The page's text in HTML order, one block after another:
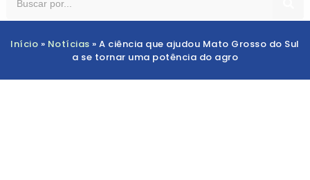
Início » Notícias »A ciência que ajudou Mato Grosso do Sul
a se tornar uma potência do agro